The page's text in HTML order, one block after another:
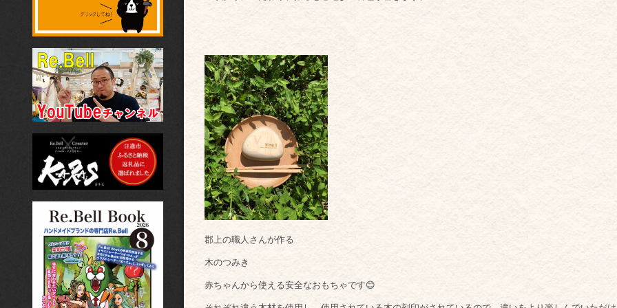
郡上の職人さんが作る
木のつみき
赤ちゃんから使える安全なおもちゃです😊